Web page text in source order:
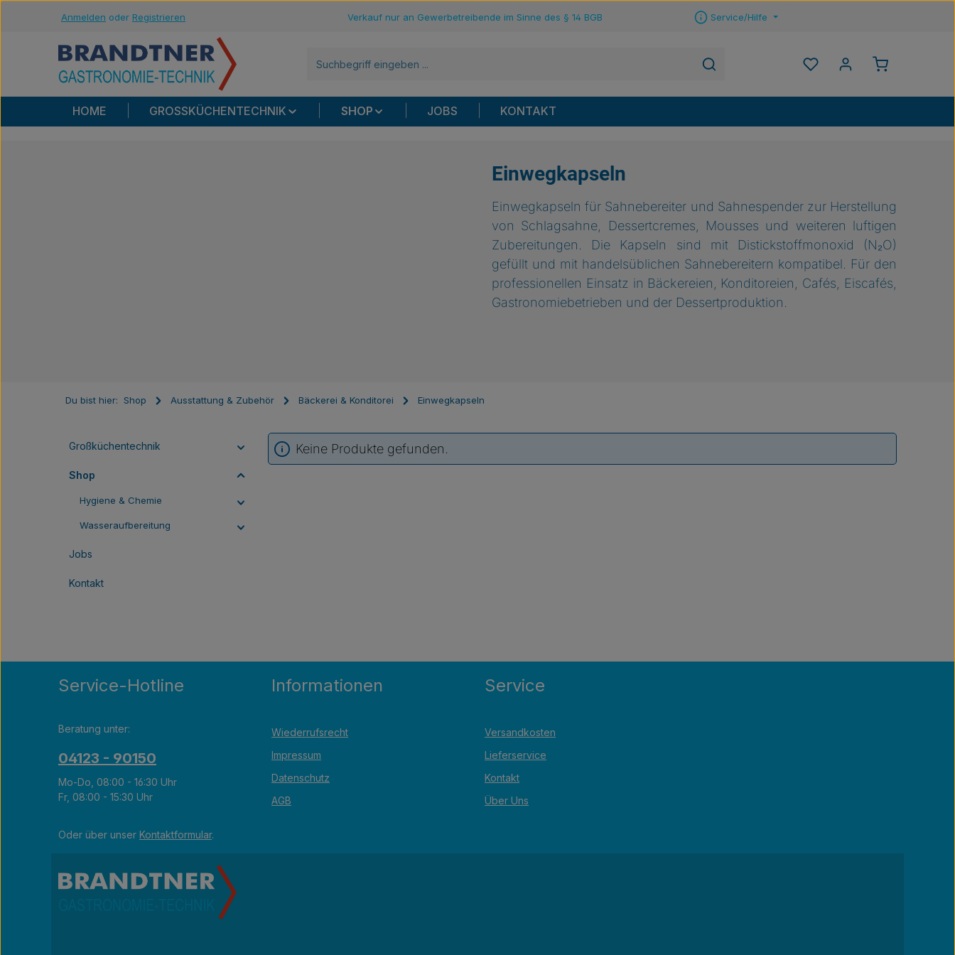
Hauptinhalt springen
Zur Suche springen
Zur Hauptnavigation springen
Anmelden oder Registrieren Verkauf nur an Gewerbetreibende im Sinne des § 14 BGB Service/Hilfe
Du hast 0 Produkte auf
HOME GROSSKÜCHENTECHNIK SHOP JOBS KONTAKT
Einwegkapseln
Einwegkapseln für Sahnebereiter und Sahnespender zur Herstellung
von Schlagsahne, Dessertcremes, Mousses und weiteren luftigen
Zubereitungen. Die Kapseln sind mit Distickstoffmonoxid (N₂O)
gefüllt und mit handelsüblichen Sahnebereitern kompatibel. Für den
professionellen Einsatz in Bäckereien, Konditoreien, Cafés, Eiscafés,
Gastronomiebetrieben und der Dessertproduktion.
Du bist hier: Shop Ausstattung & Zubehör Bäckerei & Konditorei Einwegkapseln
Großküchentechnik
Shop
Hygiene & Chemie
Wasseraufbereitung
Jobs
Kontakt
Keine Produkte gefunden.
Service-Hotline
Beratung unter:
04123 - 90150
Mo-Do, 08:00 - 16:30 Uhr
Fr, 08:00 - 15:30 Uhr
Oder über unser Kontaktformular.
Informationen
Wiederrufsrecht
Impressum
Datenschutz
AGB
Service
Versandkosten
Lieferservice
Kontakt
Über Uns